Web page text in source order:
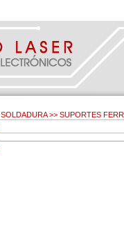
SOLDADURA >> SUPORTES